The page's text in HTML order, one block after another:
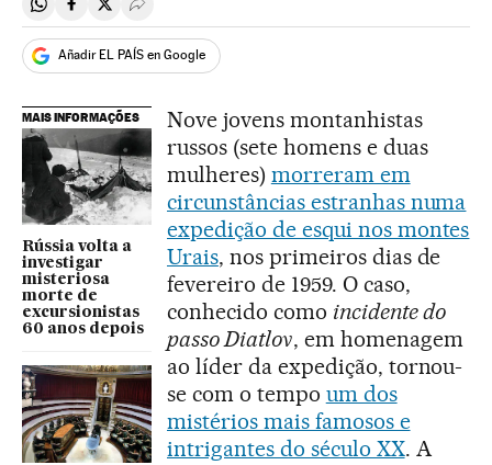
Compartir en Whatsapp
Compartir en Facebook
Compartir en Twitter
Desplegar Redes Sociales
Añadir EL PAÍS en Google
MAIS INFORMAÇÕES
Rússia volta a
investigar
misteriosa
morte de
excursionistas
60 anos depois
Nove jovens montanhistas
russos (sete homens e duas
mulheres) morreram em
circunstâncias estranhas numa
expedição de esqui nos montes
Urais, nos primeiros dias de
fevereiro de 1959. O caso,
conhecido como incidente do
passo Diatlov, em homenagem
ao líder da expedição, tornou-
se com o tempo um dos
mistérios mais famosos e
intrigantes do século XX. A